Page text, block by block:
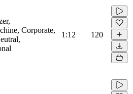
Corporate,
1:12 120